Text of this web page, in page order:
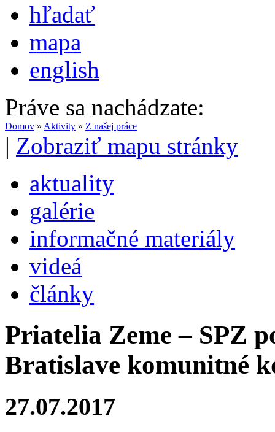
hľadať
mapa
english
Práve sa nachádzate:
Domov » Aktivity » Z našej práce
| Zobraziť mapu stránky
aktuality
galérie
informačné materiály
videá
články
Priatelia Zeme – SPZ
Bratislave komunitné
27.07.2017